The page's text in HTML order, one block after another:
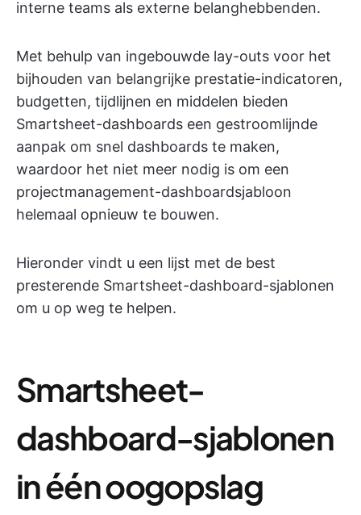
interne teams als externe belanghebbenden.
Met behulp van ingebouwde lay-outs voor het
bijhouden van belangrijke prestatie-indicatoren,
budgetten, tijdlijnen en middelen bieden
Smartsheet-dashboards een gestroomlijnde
aanpak om snel dashboards te maken,
waardoor het niet meer nodig is om een
projectmanagement-dashboardsjabloon
helemaal opnieuw te bouwen.
Hieronder vindt u een lijst met de best
presterende Smartsheet-dashboard-sjablonen
om u op weg te helpen.
Smartsheet-
dashboard-sjablonen
in één oogopslag